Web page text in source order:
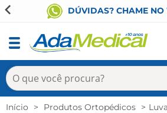
DÚVIDAS? CHAME
Início Produtos Ortopédicos